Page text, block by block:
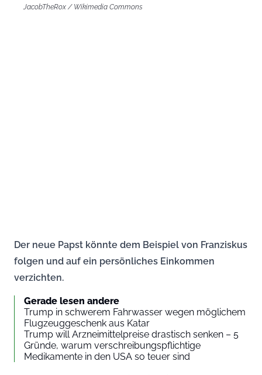
JacobTheRox / Wikimedia Commons
Der neue Papst könnte dem Beispiel von Franziskus
folgen und auf ein persönliches Einkommen
verzichten.
Gerade lesen andere
Trump in schwerem Fahrwasser wegen möglichem
Flugzeuggeschenk aus Katar
Trump will Arzneimittelpreise drastisch senken – 5
Gründe, warum verschreibungspflichtige
Medikamente in den USA so teuer sind